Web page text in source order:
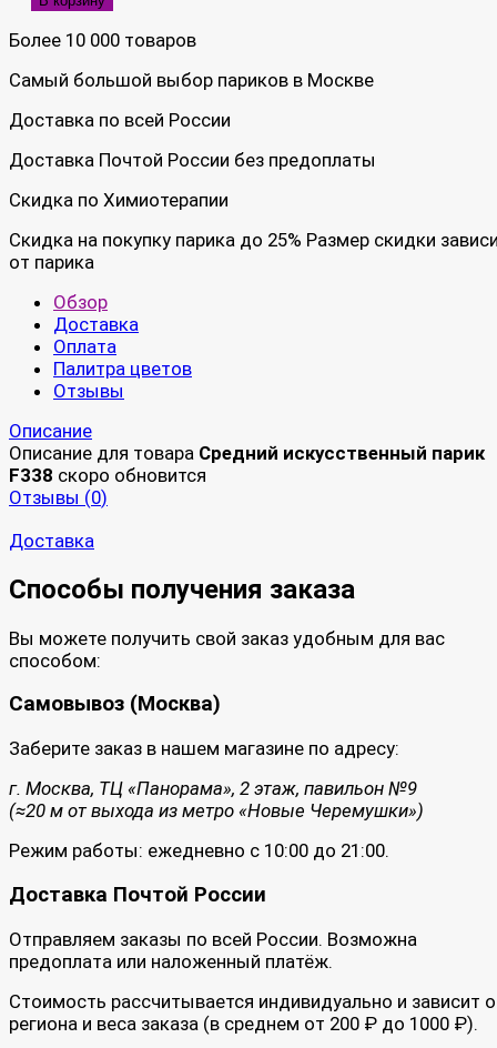
Более 10 000 товаров
Самый большой выбор париков в Москве
Доставка по всей России
Доставка Почтой России без предоплаты
Скидка по Химиотерапии
Скидка на покупку парика до 25% Размер скидки
от парика
Обзор
Доставка
Оплата
Палитра цветов
Отзывы
Описание
Описание для товара Средний искусственный парик
F338 скоро обновится
Отзывы (0)
Доставка
Способы получения заказа
Вы можете получить свой заказ удобным для вас
способом:
Самовывоз (Москва)
Заберите заказ в нашем магазине по адресу:
г. Москва, ТЦ «Панорама», 2 этаж, павильон №9
(≈20 м от выхода из метро «Новые Черемушки»)
Режим работы: ежедневно с 10:00 до 21:00.
Доставка Почтой России
Отправляем заказы по всей России. Возможна
предоплата или наложенный платёж.
Стоимость рассчитывается индивидуально и зависит
региона и веса заказа (в среднем от 200 ₽ до 1000 ₽).